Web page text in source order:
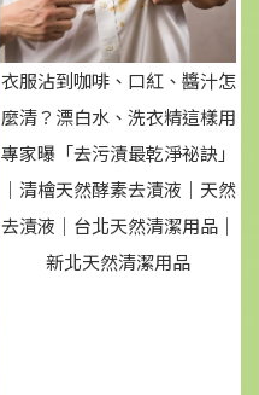
衣服沾到咖啡、口紅、醬汁怎
麼清？漂白水、洗衣精這樣用
專家曝「去污漬最乾淨祕訣」
｜清檜天然酵素去漬液｜天然
去漬液｜台北天然清潔用品｜
新北天然清潔用品